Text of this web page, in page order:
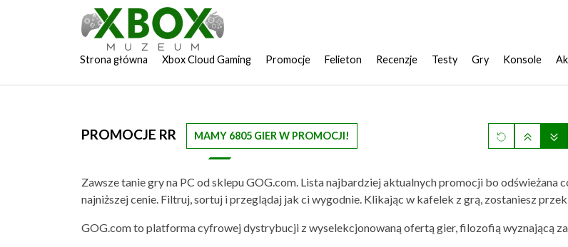
Strona główna Xbox Cloud Gaming Promocje Felieton Recenzje Testy Gry Konsole
PROMOCJE RR MAMY 6805 GIER W PROMOCJI!
Zawsze tanie gry na PC od sklepu GOG.com. Lista najbardziej aktualnych promocji bo odświeżana
najniższej cenie. Filtruj, sortuj i przeglądaj jak ci wygodnie. Klikając w kafelek z grą, zostaniesz
GOG.com to platforma cyfrowej dystrybucji z wyselekcjonowaną ofertą gier, filozofią wyznającą